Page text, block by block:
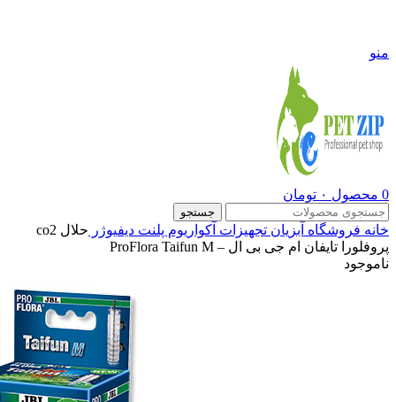
منو
0 محصول ۰ تومان
جستجو
خانه فروشگاه آبزیان تجهیزات آکواریوم پلنت دیفیوژر
حلال co2
پروفلورا تایفان ام جی بی ال – ProFlora Taifun M
ناموجود